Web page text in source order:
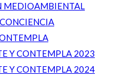
MEDIOAMBIENTAL
Y CONTEMPLA 2023
Y CONTEMPLA 2024